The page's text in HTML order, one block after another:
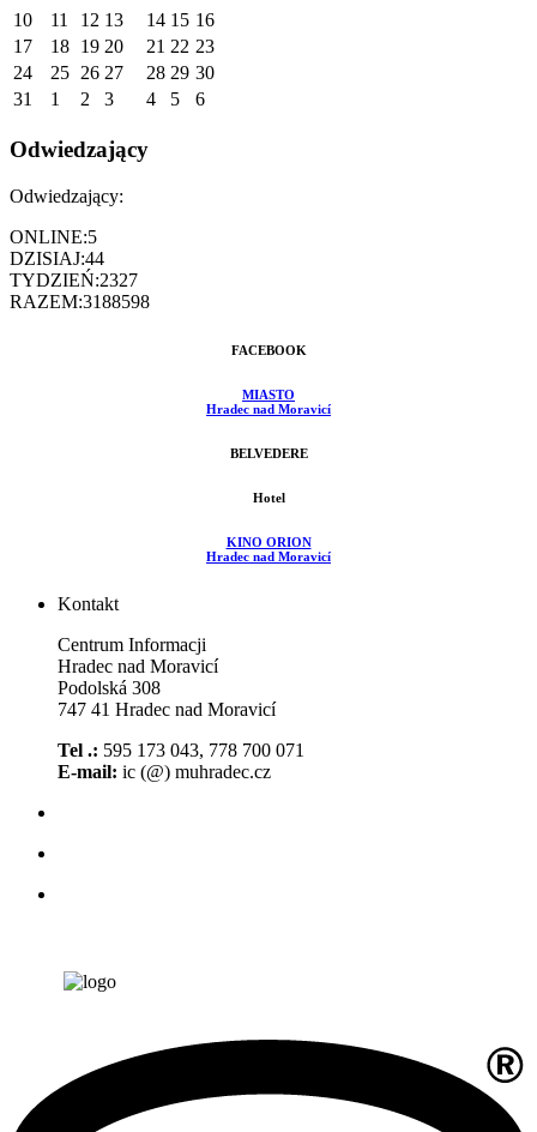
10
11 12 13 14 15 16
17
18 19 20 21 22 23
24
25 26 27 28 29 30
31
1 2 3 4 5 6
Odwiedzający
Odwiedzający:
ONLINE:5
DZISIAJ:44
TYDZIEŃ:2327
RAZEM:3188598
FACEBOOK
MIASTO
Hradec nad Moravicí
BELVEDERE
Hotel
KINO ORION
Hradec nad Moravicí
Kontakt
Centrum Informacji
Hradec nad Moravicí
Podolská 308
747 41 Hradec nad Moravicí
Tel .: 595 173 043, 778 700 071
E-mail: ic (@) muhradec.cz